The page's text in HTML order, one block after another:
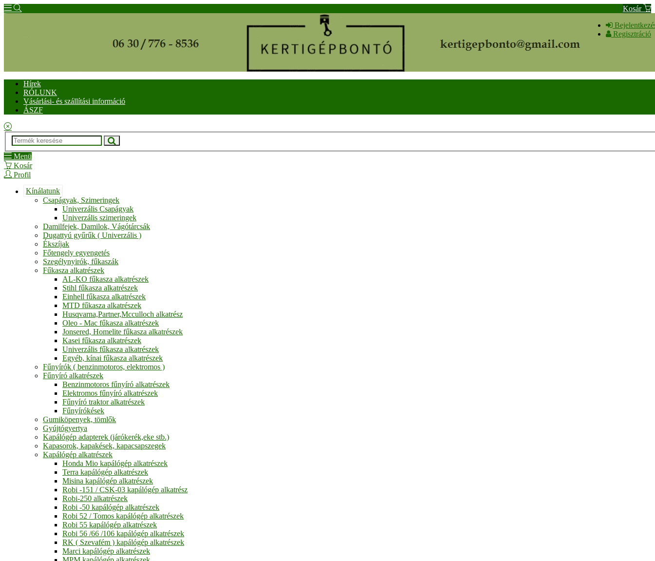
Kosár
Regisztráció
Hírek
RÓLUNK
Vásárlási- és szállítási információ
ÁSZF
Menü
Kosár
Profil
Kínálatunk
Csapágyak, Szimeringek
Univerzális Csapágyak
Univerzális szimeringek
Damilfejek, Damilok, Vágótárcsák
Dugattyú gyűrűk ( Univerzális )
Ékszíjak
Főtengely egyengetés
Szegélynyirók, fűkaszák
Fűkasza alkatrészek
AL-KO fűkasza alkatrészek
Stihl fűkasza alkatrészek
Einhell fűkasza alkatrészek
MTD fűkasza alkatrészek
Husqvarna,Partner,Mcculloch alkatrész
Oleo - Mac fűkasza alkatrészek
Jonsered, Homelite fűkasza alkatrészek
Kasei fűkasza alkatrészek
Univerzális fűkasza alkatrészek
Egyéb, kínai fűkasza alkatrészek
Fűnyírók ( benzinmotoros, elektromos )
Fűnyíró alkatrészek
Benzinmotoros fűnyíró alkatrészek
Elektromos fűnyíró alkatrészek
Fűnyíró traktor alkatrészek
Fűnyírókések
Gumiköpenyek, tömlők
Gyújtógyertya
Kapálógép adapterek (járókerék,eke stb.)
Kapasorok, kapakések, kapacsapszegek
Kapálógép alkatrészek
Honda Mio kapálógép alkatrészek
Terra kapálógép alkatrészek
Misina kapálógép alkatrészek
Robi -151 / CSK-03 kapálógép alkatrész
Robi-250 alkatrészek
Robi -50 kapálógép alkatrészek
Robi 52 / Tomos kapálógép alkatrészek
Robi 55 kapálógép alkatrészek
Robi 56 /66 /106 kapálógép alkatrészek
RK ( Szevafém ) kapálógép alkatrészek
Marci kapálógép alkatrészek